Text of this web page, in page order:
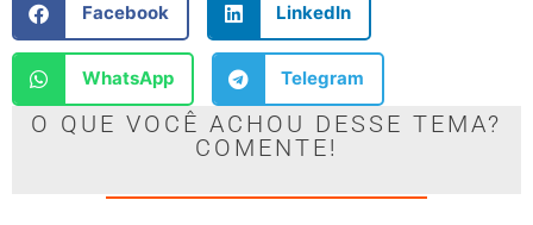
Facebook
LinkedIn
WhatsApp Telegram
O QUE VOCÊ ACHOU DESSE TEMA?
COMENTE!